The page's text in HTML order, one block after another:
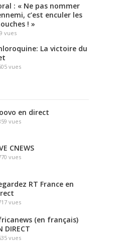
: « Ne pas nommer
c’est enculer les
! »
vues
La victoire du
vues
en direct
vues
CNEWS
vues
RT France en
vues
(en français)
DIRECT
vues